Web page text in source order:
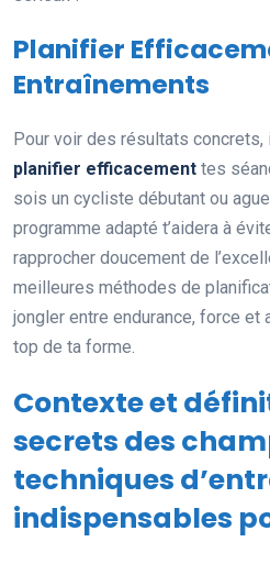
Planifier
Entraînements
Pour voir des résultats
planifier efficacement tes
sois un cycliste débutant ou
programme adapté t’aidera à
rapprocher doucement de
meilleures méthodes de
jongler entre endurance, force et
top de ta forme.
Contexte et
secrets des
techniques
indispensables